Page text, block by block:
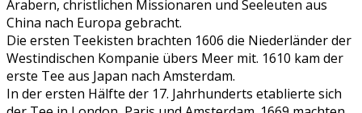
Arabern, christlichen Missionaren und Seeleuten aus
China nach Europa gebracht.
Die ersten Teekisten brachten 1606 die Niederländer der
Westindischen Kompanie übers Meer mit. 1610 kam der
erste Tee aus Japan nach Amsterdam.
In der ersten Hälfte der 17. Jahrhunderts etablierte sich